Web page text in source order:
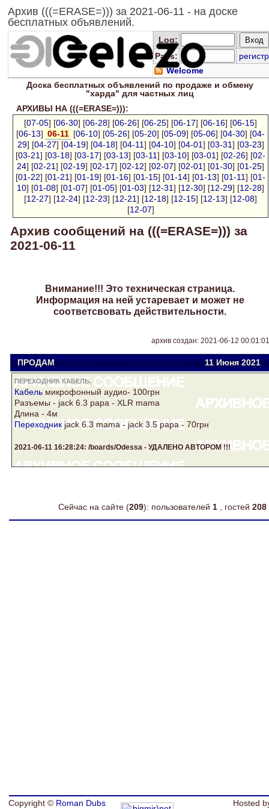
Архив (((=ERASE=))) за 2021-06-11 - на доске
бесплатных объявлений.
Log:
Pass:
регистр
Welcome
Доска бесплатныхобъявлений по продаже и обмену
"харда" для частных лиц
АРХИВЫ НА (((=ERASE=))):
[07-05] [06-30] [06-28] [06-26] [06-25] [06-17] [06-16] [06-15]
[06-13] 06-11 [06-10] [05-26] [05-20] [05-09] [05-06] [04-30] [04-
29] [04-27] [04-19] [04-18] [04-11] [04-10] [04-01] [03-31] [03-23]
[03-21] [03-18] [03-17] [03-13] [03-11] [03-10] [03-01] [02-26] [02-
24] [02-21] [02-19] [02-17] [02-12] [02-07] [02-01] [01-30] [01-25]
[01-22] [01-21] [01-19] [01-16] [01-15] [01-14] [01-13] [01-11] [01-
10] [01-08] [01-07] [01-05] [01-03] [12-31] [12-30] [12-29] [12-28]
[12-27] [12-24] [12-23] [12-21] [12-18] [12-15] [12-13] [12-08]
[12-07]
Архив сообщений на (((=ERASE=))) за
2021-06-11
Внимание!!! Это техническая страница.
Информация на ней устаревает и может не
соответсвовать действительности.
архив создан: 2021-06-12 00:01:01
ПРОДАМ xox-tu xoxtu@ukr.net 11 Июня 2021
ПЕРЕХОДНИК КАБЕЛЬ.
Кабель микрофонный аудио- 100грн
Разъемы - jack 6.3 papa - XLR mama
Длина - 4м
Переходникjack 6.3 mama - jack 3.5 papa - 70грн
2021-06-11 16:28:24: /boards/Odessa - УДАЛЕНО АВТОРОМ !!!
Сейчас на сайте (209): пользователей 1 , гостей 208
Copyright © Roman Dubs
Hosted